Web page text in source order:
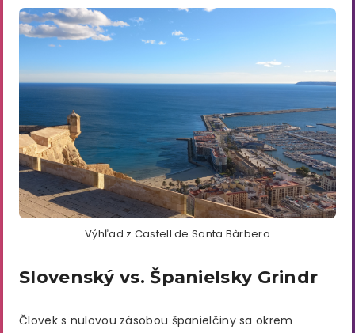
Výhľad z Castell de Santa Bàrbera
Slovenský vs. Španielsky Grindr
Človek s nulovou zásobou španielčiny sa okrem